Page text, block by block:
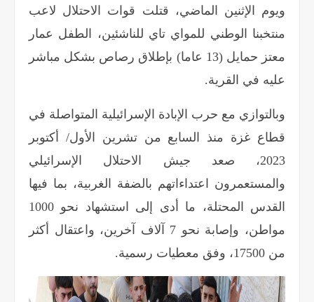
ويوم الإثنين الماضي، قتلت قوات الاحتلال لاعب
منتخبنا الوطني للمواي تاي للناشئين، الطفل عمار
معتز حمايل (13 عاما) بإطلاق رصاص بشكل مباشر
عليه في القرية.
وبالتوازي مع حرب الإبادة الإسرائيلية المتواصلة في
قطاع غزة منذ السابع من تشرين الأول/ أكتوبر
2023، صعد جيش الاحتلال الإسرائيلي
والمستعمرون اعتداءاتهم بالضفة الغربية، بما فيها
القدس المحتلة، ما أدى إلى استشهاد نحو 1000
مواطن، وإصابة نحو 7 آلاف آخرين، واعتقال أكثر
من 17500، وفق معطيات رسمية.